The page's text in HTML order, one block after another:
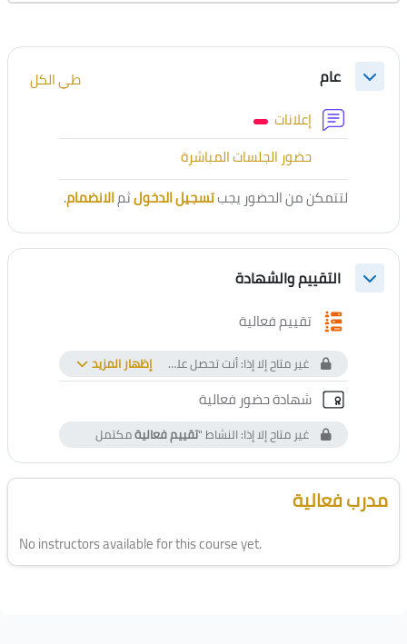
الخطوط العريضة للقسم
طي عام
طي الكل
إعلانات منتدى
حضور الجلسات المباشرةأداة خارجية
لتتمكن من الحضور يجبتسجيل الدخولثمالانضمام.
طي التقييم والشهادة
تقييم فعاليةاستبيان
إظهار المزيد غير متاح إلا إذا: أنت تحصل على أعلى من درجة معينة في
شهادة حضور فعاليةالشهادة المخصصة
غير متاح إلا إذا: النشاط "تقييم فعاليةمكتمل
الكتل
تجاوز [Cocoon] Course Instructor
مدرب فعالية
No instructors available for this course yet.